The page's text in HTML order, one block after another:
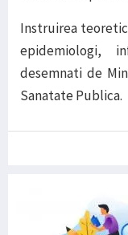
Instruirea
epidemiologi,
desemnati de
Sanatate Publica.